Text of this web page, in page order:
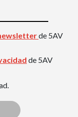
de 5AV
de 5AV